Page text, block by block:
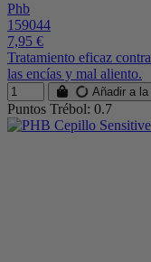
Phb
159044
7,95 €
Tratamiento eficaz
las encías y mal aliento.
Añadir a
Puntos Trébol: 0.7